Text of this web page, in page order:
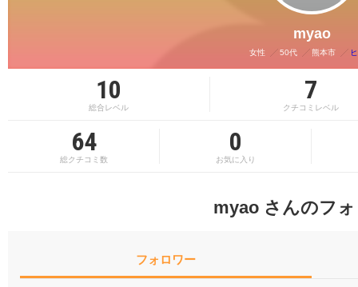
myao
女性 50代 熊本市
10
総合レベル
7
クチコミレベル
64
総クチコミ数
0
お気に入り
myao さんのフ
フォロワー